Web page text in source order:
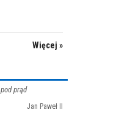
Więcej »
prąd
Jan Paweł II